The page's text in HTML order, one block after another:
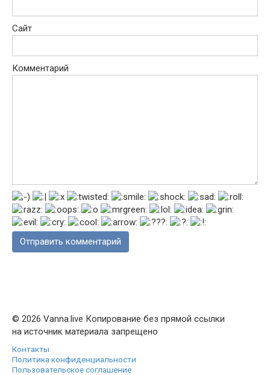
Сайт
Комментарий
© 2026 Vanna.live Копирование без прямой ссылки
на источник материала запрещено
Контакты
Политика конфиденциальности
Пользовательское соглашение